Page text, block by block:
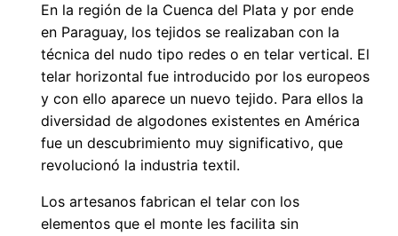
En la región de la Cuenca del Plata y por ende
en Paraguay, los tejidos se realizaban con la
técnica del nudo tipo redes o en telar vertical. El
telar horizontal fue introducido por los europeos
y con ello aparece un nuevo tejido. Para ellos la
diversidad de algodones existentes en América
fue un descubrimiento muy significativo, que
revolucionó la industria textil.
Los artesanos fabrican el telar con los
elementos que el monte les facilita sin